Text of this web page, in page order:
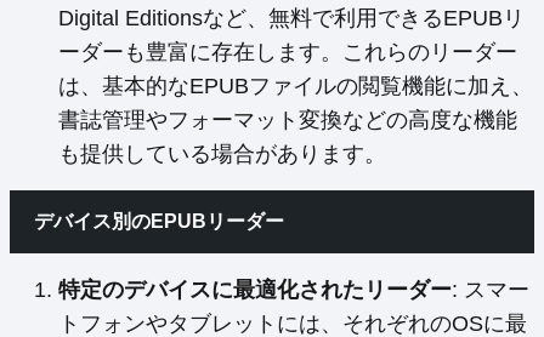
Digital Editionsなど、無料で利用できるEPUBリ
ーダーも豊富に存在します。これらのリーダー
は、基本的なEPUBファイルの閲覧機能に加え、
書誌管理やフォーマット変換などの高度な機能
も提供している場合があります。
デバイス別のEPUBリーダー
特定のデバイスに最適化されたリーダー: スマー
トフォンやタブレットには、それぞれのOSに最